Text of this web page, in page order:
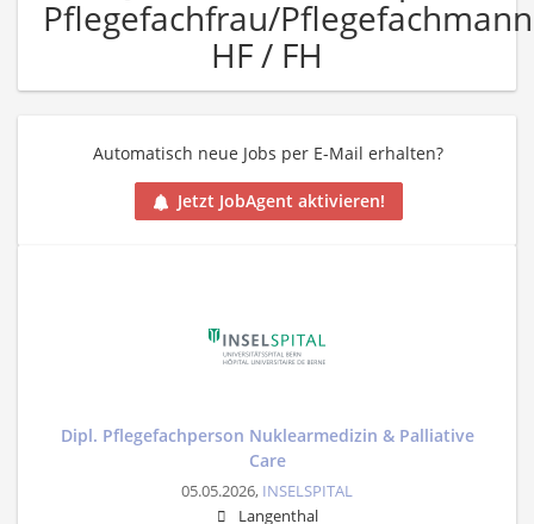
Pflegefachfrau/Pflegefachmann
HF / FH
Automatisch neue Jobs per E-Mail erhalten?
Jetzt JobAgent aktivieren!
Dipl. Pflegefachperson Nuklearmedizin & Palliative
Care
05.05.2026, INSELSPITAL
Langenthal